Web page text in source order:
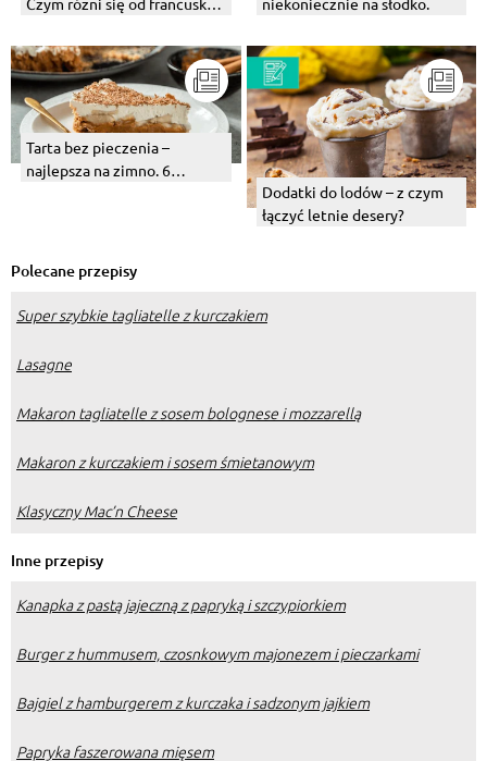
Tarta bez pieczenia –
najlepsza na zimno. 6
Dodatki do lodów – z czym
łączyć letnie desery?
Polecane przepisy
Super szybkie tagliatelle z kurczakiem
Lasagne
Makaron tagliatelle z sosem bolognese i mozzarellą
Makaron z kurczakiem i sosem śmietanowym
Klasyczny Mac’n Cheese
Inne przepisy
Kanapka z pastą jajeczną z papryką i szczypiorkiem
Burger z hummusem, czosnkowym majonezem i pieczarkami
Bajgiel z hamburgerem z kurczaka i sadzonym jajkiem
Papryka faszerowana mięsem